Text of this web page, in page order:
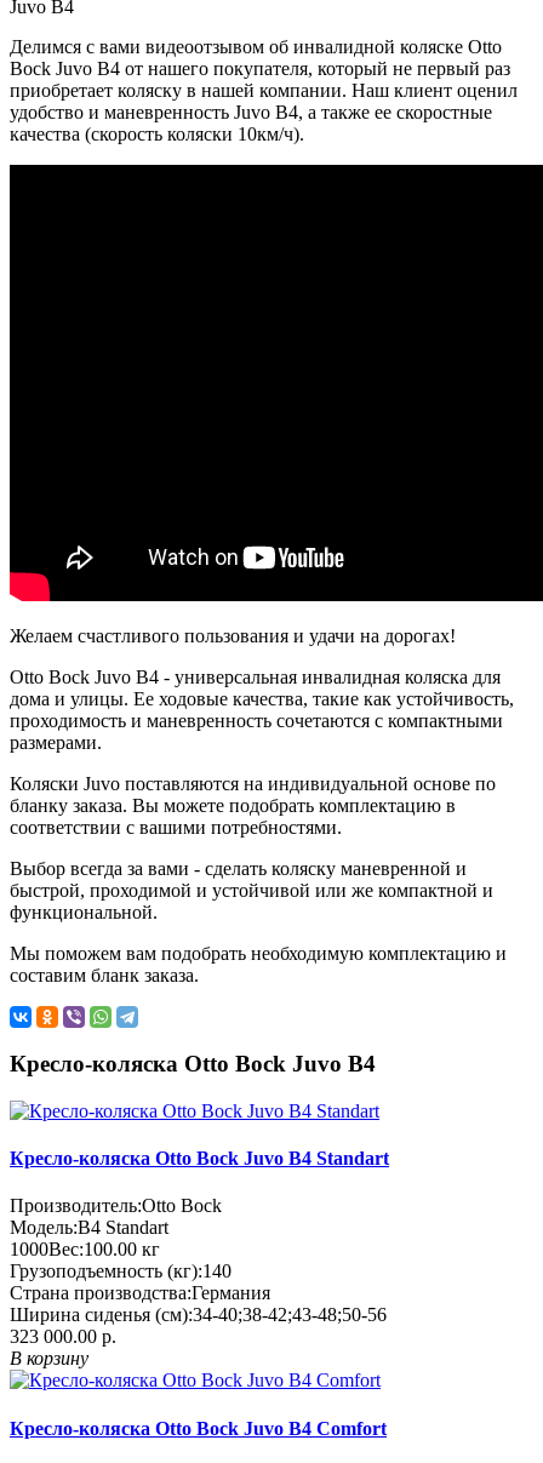
Делимся с вами видеоотзывом об инвалидной коляске Otto
Bock Juvo B4 от нашего покупателя, который не первый раз
приобретает коляску в нашей компании. Наш клиент оценил
удобство и маневренность Juvo B4, а также ее скоростные
качества (скорость коляски 10км/ч).
Желаем счастливого пользования и удачи на дорогах!
Otto Bock Juvo B4 - универсальная инвалидная коляска для
дома и улицы. Ее ходовые качества, такие как устойчивость,
проходимость и маневренность сочетаются с компактными
размерами.
Коляски Juvо поставляются на индивидуальной основе по
бланку заказа. Вы можете подобрать комплектацию в
соответствии с вашими потребностями.
Выбор всегда за вами - сделать коляску маневренной и
быстрой, проходимой и устойчивой или же компактной и
функциональной.
Мы поможем вам подобрать необходимую комплектацию и
составим бланк заказа.
Кресло-коляска Otto Bock Juvo B4
Кресло-коляска Otto Bock Juvo B4 Standart
Производитель:Otto Bock
Модель:B4 Standart
1000Вес:100.00 кг
Грузоподъемность (кг):140
Страна производства:Германия
Ширина сиденья (см):34-40;38-42;43-48;50-56
323 000.00 р.
В корзину
Кресло-коляска Otto Bock Juvo B4 Comfort